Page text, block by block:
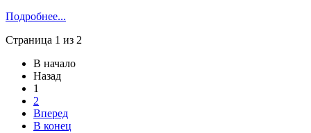
Подробнее...
Страница 1 из 2
В начало
Назад
1
2
Вперед
В конец